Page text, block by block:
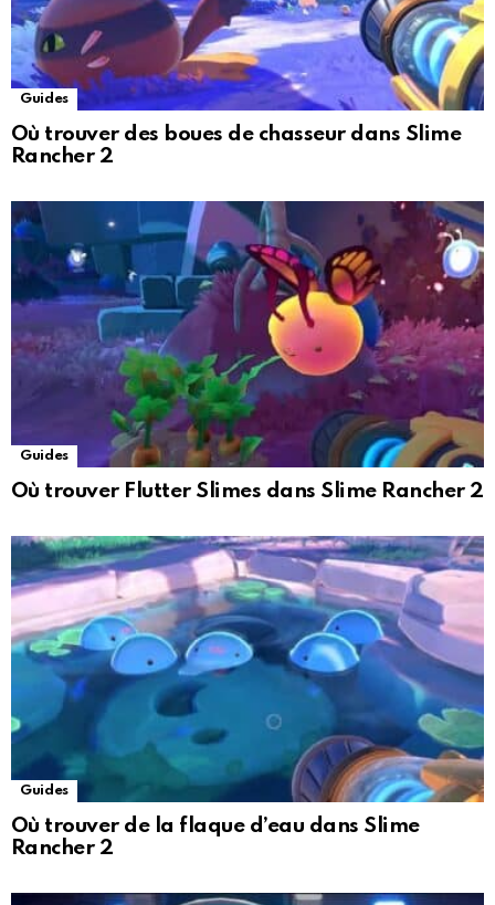
Guides
Où trouver des boues de chasseur dans Slime
Rancher 2
Guides
Où trouver Flutter Slimes dans Slime Rancher 2
Guides
Où trouver de la flaque d’eau dans Slime
Rancher 2